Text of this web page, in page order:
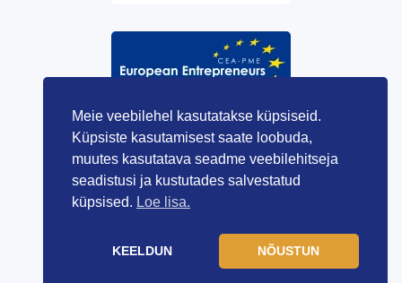
Meie veebilehel kasutatakse küpsiseid.
Küpsiste kasutamisest saate loobuda,
muutes kasutatava seadme veebilehitseja
seadistusi ja kustutades salvestatud
küpsised. Loe lisa.
KEELDUN NÕUSTUN